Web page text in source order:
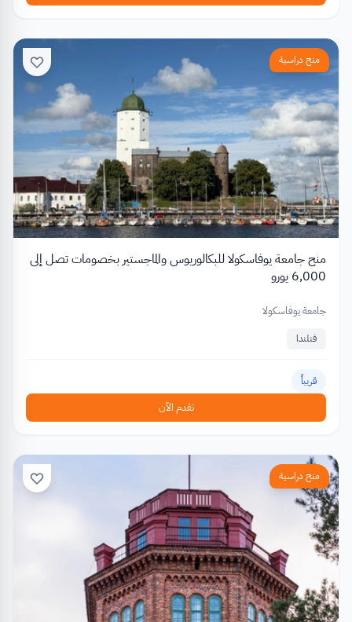
منح دراسية
منح جامعة يوفاسكولا للبكالوريوس والماجستير بخصومات تصل إلى
6,000 يورو
جامعة يوفاسكولا
فنلندا
قريباً
تقدم الآن
منح دراسية